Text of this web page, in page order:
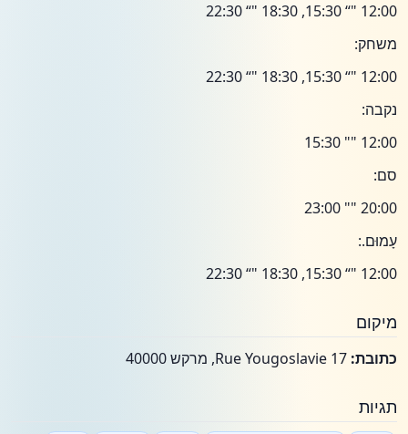
12:00 "“ 15:30, 18:30 "“ 22:30
משחק:
12:00 "“ 15:30, 18:30 "“ 22:30
נקבה:
12:00 "" 15:30
סם:
20:00 "" 23:00
עָמוּם.:
12:00 "“ 15:30, 18:30 "“ 22:30
מיקום
כתובת:
תגיות